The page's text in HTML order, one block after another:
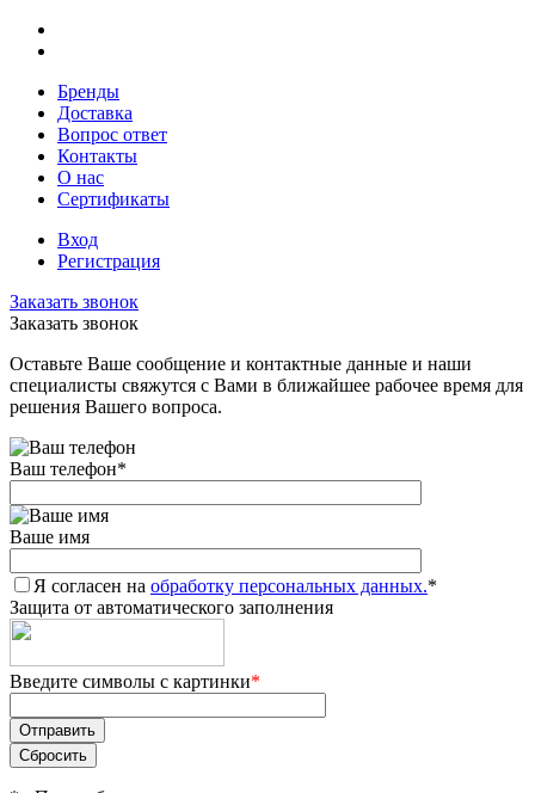
Бренды
Доставка
Вопрос ответ
Контакты
О нас
Сертификаты
Вход
Регистрация
Заказать звонок
Заказать звонок
Оставьте Ваше сообщение и контактные данные и наши
специалисты свяжутся с Вами в ближайшее рабочее время для
решения Вашего вопроса.
Ваш телефон*
Ваше имя
Я согласен на обработку персональных данных.*
Защита от автоматического заполнения
Введите символы с картинки*